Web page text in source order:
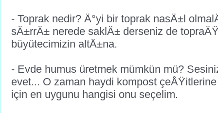
- Toprak nedir? Ä°yi bir toprak nasÄ±l
sÄ±rrÄ± nerede saklÄ± derseniz de
büyütecimizin altÄ±na.
- Evde humus üretmek mümkün mü?
evet... O zaman haydi kompost
için en uygunu hangisi onu seçelim.